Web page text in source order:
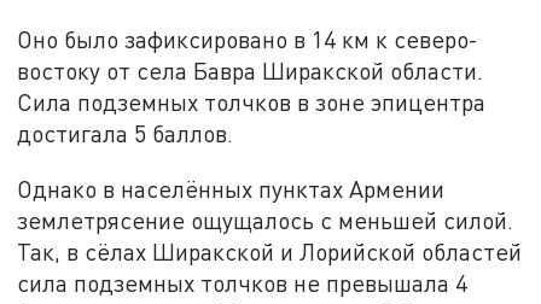
Оно было зафиксировано в 14 км к северо-
востоку от села Бавра Ширакской области.
Сила подземных толчков в зоне эпицентра
достигала 5 баллов.
Однако в населённых пунктах Армении
землетрясение ощущалось с меньшей силой.
Так, в сёлах Ширакской и Лорийской областей
сила подземных толчков не превышала 4